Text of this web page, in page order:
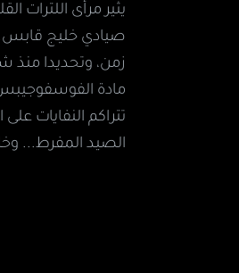
يثير مرأى
صيادي خليج قابس.
زمن، وتحديدا منذ
مادة الفوسفوجيبس
تتراكم النفايات
الصيد المفرط...